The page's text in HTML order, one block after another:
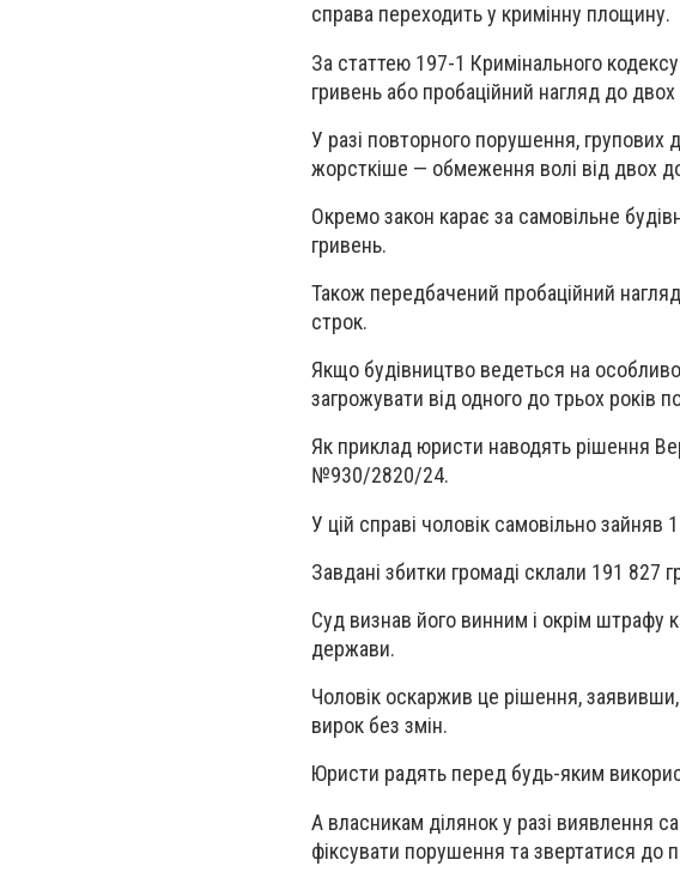
справа переходить у кримінну площину.
За статтею 197-1 Кримінального
гривень або пробаційний нагляд до двох
У разі повторного порушення, групових
жорсткіше — обмеження волі від двох
Окремо закон карає за самовільне
гривень.
Також передбачений пробаційний
строк.
Якщо будівництво ведеться на
загрожувати від одного до трьох років
Як приклад юристи наводять рішення
№930/2820/24.
У цій справі чоловік самовільно зайняв
Завдані збитки громаді склали 191 827
Суд визнав його винним і окрім штрафу
держави.
Чоловік оскаржив це рішення,
вирок без змін.
Юристи радять перед будь-яким
А власникам ділянок у разі виявлення
фіксувати порушення та звертатися до